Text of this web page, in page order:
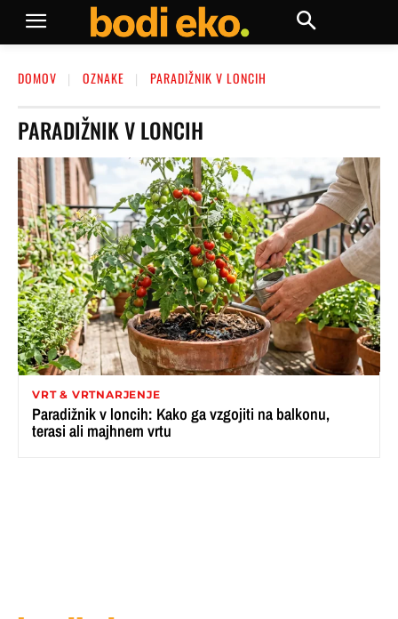
DOMOV OZNAKE PARADIŽNIK V LONCIH
PARADIŽNIK V LONCIH
VRT & VRTNARJENJE
Paradižnik v loncih: Kako ga vzgojiti na balkonu,
terasi ali majhnem vrtu